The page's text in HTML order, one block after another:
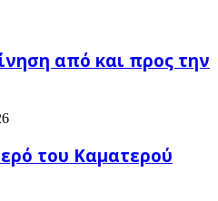
από και προς την
του Καματερού